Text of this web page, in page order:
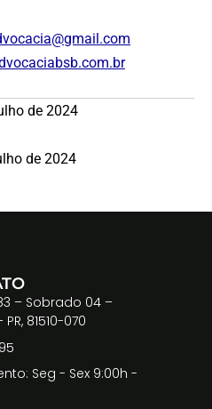
de 2024
de 2024
– Sobrado 04 –
81510-070
Seg - Sex 9:00h -